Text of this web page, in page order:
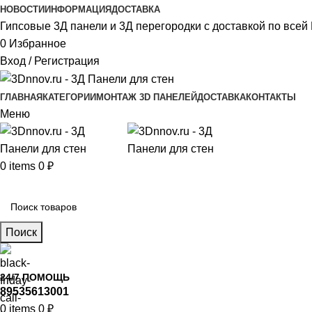
НОВОСТИ ИНФОРМАЦИЯДОСТАВКА
Гипсовые 3Д панели и 3Д перегородки с доставкой по всей
0 Избранное
Вход / Регистрация
ГЛАВНАЯ КАТЕГОРИИ МОНТАЖ 3D ПАНЕЛЕЙДОСТАВКАКОНТАКТЫ
Меню
0 items 0 ₽
Поиск
24/7 ПОМОЩЬ
89535613001
0 items 0 ₽